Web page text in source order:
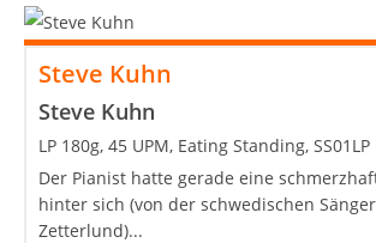
Steve Kuhn
Steve Kuhn
LP 180g, 45 UPM, Eating Standing, SS01LP
Der Pianist hatte gerade eine
hinter sich (von der schwedischen
Zetterlund)...